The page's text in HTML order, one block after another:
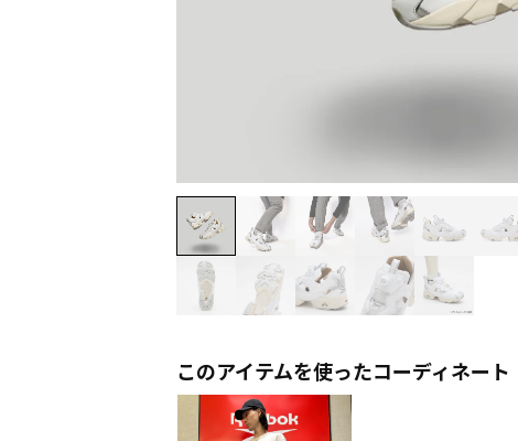
このアイテムを使ったコーディネート